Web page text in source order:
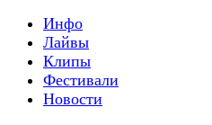
Инфо
Лайвы
Клипы
Фестивали
Новости